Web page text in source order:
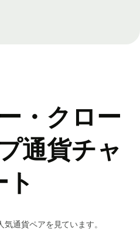
・クロー
通貨チャ
ト
通貨ペアを見ています。